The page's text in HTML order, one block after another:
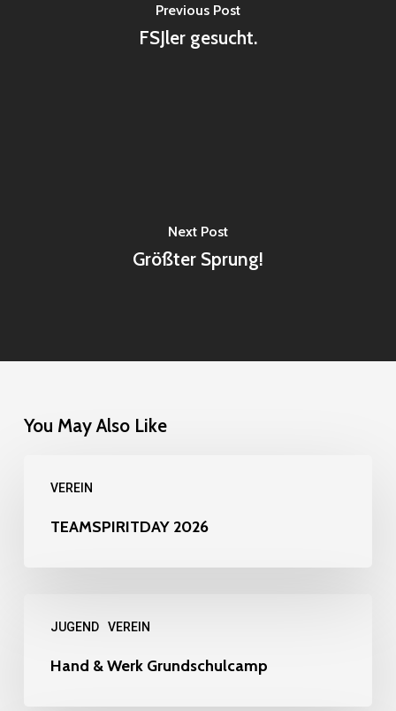
Previous Post
FSJler gesucht.
Next Post
Größter Sprung!
You May Also Like
VEREIN
2026
TEAMSPIRITDAY 2026
JUGEND VEREIN
WerkHand & Werk Grundschulcamp